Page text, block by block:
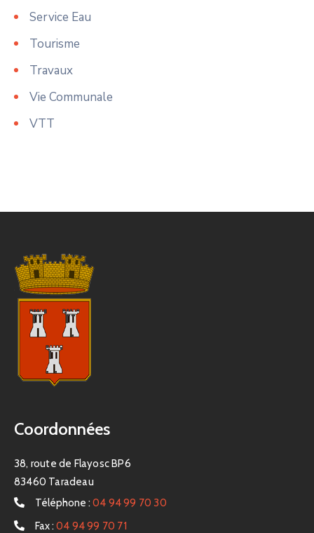
Service Eau
Tourisme
Travaux
Vie Communale
VTT
Coordonnées
38, route de Flayosc BP6
83460 Taradeau
Téléphone : 04 94 99 70 30
Fax : 04 94 99 70 71